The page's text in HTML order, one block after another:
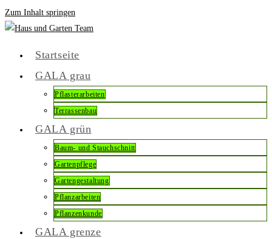
Zum Inhalt springen
Startseite
GALA grau
Pflasterarbeiten
Terrassenbau
GALA grün
Baum- und Stauchschnitt
Gartenpflege
Gartengestaltung
Pflanzarbeiten
Pflanzenkunde
GALA grenze